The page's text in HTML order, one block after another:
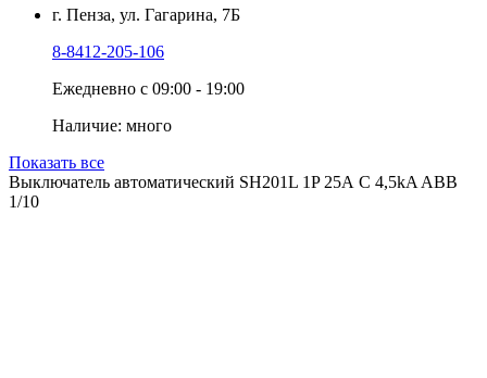
г. Пенза, ул. Гагарина, 7Б
8-8412-205-106
Ежедневно с 09:00 - 19:00
Наличие: много
Показать все
Выключатель автоматический SH201L 1P 25А C 4,5kA ABB
1/10